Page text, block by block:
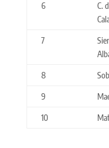
6
C.
7
8
9
10